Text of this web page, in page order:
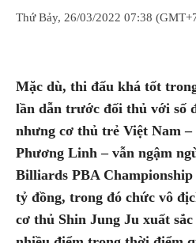
Thứ Bảy, 26/03/2022 07:38
Mặc dù, thi đấu khá tốt
lần dẫn trước đối thủ với số
nhưng cơ thủ trẻ Việt Nam
Phương Linh – vẫn ngậm
Billiards PBA
tỷ đồng, trong đó chức vô
cơ thủ Shin Jung Ju xuất